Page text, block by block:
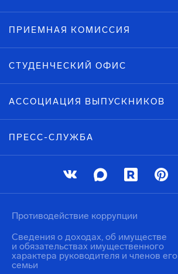
ПРИЕМНАЯ КОМИССИЯ
СТУДЕНЧЕСКИЙ ОФИС
АССОЦИАЦИЯ ВЫПУСКНИКОВ
ПРЕСС-СЛУЖБА
Противодействие коррупции
Сведения о доходах, об имуществе
и обязательствах имущественного
характера руководителя и членов его
семьи